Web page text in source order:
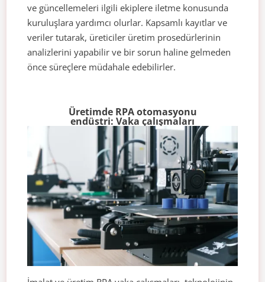
ve güncellemeleri ilgili ekiplere iletme konusunda
kuruluşlara yardımcı olurlar. Kapsamlı kayıtlar ve
veriler tutarak, üreticiler üretim prosedürlerinin
analizlerini yapabilir ve bir sorun haline gelmeden
önce süreçlere müdahale edebilirler.
Üretimde RPA otomasyonu
endüstri: Vaka çalışmaları